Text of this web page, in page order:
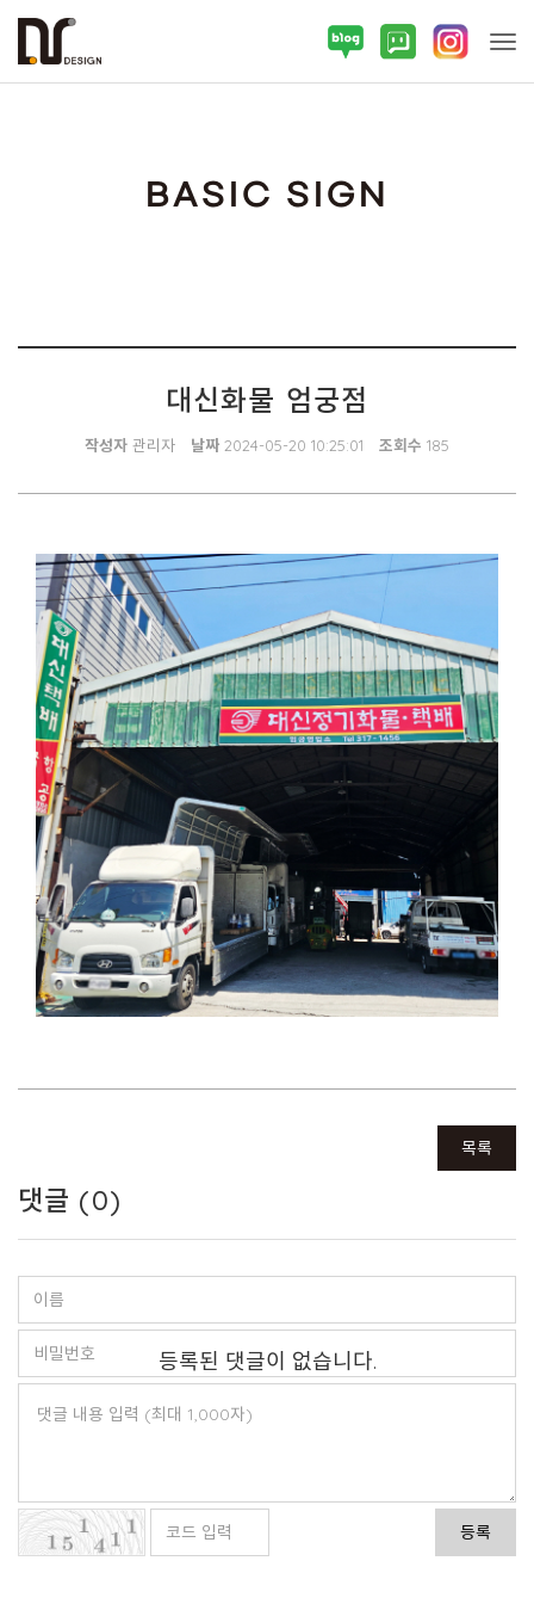
BASIC SIGN
대신화물 엄궁점
작성자 관리자 날짜 2024-05-20 10:25:01 조회수 185
목록
댓글 (0)
등록된 댓글이 없습니다.
등록